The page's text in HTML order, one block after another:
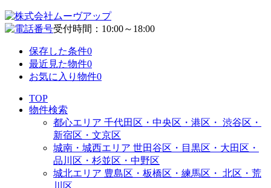
受付時間：10:00～18:00
保存した条件0
最近見た物件0
お気に入り物件0
TOP
物件検索
都心エリア 千代田区・中央区・港区・ 渋谷区・
新宿区・文京区
城南・城西エリア 世田谷区・目黒区・大田区・
品川区・杉並区・中野区
城北エリア 豊島区・板橋区・練馬区・ 北区・荒
川区